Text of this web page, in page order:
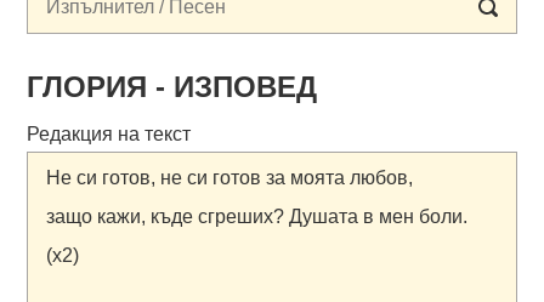
ГЛОРИЯ - ИЗПОВЕД
Редакция на текст